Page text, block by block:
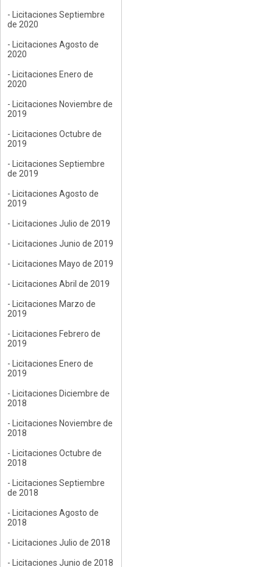
- Licitaciones Septiembre
de 2020
- Licitaciones Agosto de
2020
- Licitaciones Enero de
2020
- Licitaciones Noviembre de
2019
- Licitaciones Octubre de
2019
- Licitaciones Septiembre
de 2019
- Licitaciones Agosto de
2019
- Licitaciones Julio de 2019
- Licitaciones Junio de 2019
- Licitaciones Mayo de 2019
- Licitaciones Abril de 2019
- Licitaciones Marzo de
2019
- Licitaciones Febrero de
2019
- Licitaciones Enero de
2019
- Licitaciones Diciembre de
2018
- Licitaciones Noviembre de
2018
- Licitaciones Octubre de
2018
- Licitaciones Septiembre
de 2018
- Licitaciones Agosto de
2018
- Licitaciones Julio de 2018
- Licitaciones Junio de 2018